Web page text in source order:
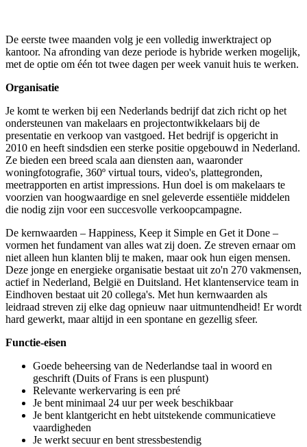
De eerste twee maanden volg je een volledig inwerktraject op
kantoor. Na afronding van deze periode is hybride werken mogelijk,
met de optie om één tot twee dagen per week vanuit huis te werken.
Organisatie
Je komt te werken bij een Nederlands bedrijf dat zich richt op het
ondersteunen van makelaars en projectontwikkelaars bij de
presentatie en verkoop van vastgoed. Het bedrijf is opgericht in
2010 en heeft sindsdien een sterke positie opgebouwd in Nederland.
Ze bieden een breed scala aan diensten aan, waaronder
woningfotografie, 360º virtual tours, video's, plattegronden,
meetrapporten en artist impressions. Hun doel is om makelaars te
voorzien van hoogwaardige en snel geleverde essentiële middelen
die nodig zijn voor een succesvolle verkoopcampagne.
De kernwaarden – Happiness, Keep it Simple en Get it Done –
vormen het fundament van alles wat zij doen. Ze streven ernaar om
niet alleen hun klanten blij te maken, maar ook hun eigen mensen.
Deze jonge en energieke organisatie bestaat uit zo'n 270 vakmensen,
actief in Nederland, België en Duitsland. Het klantenservice team in
Eindhoven bestaat uit 20 collega's. Met hun kernwaarden als
leidraad streven zij elke dag opnieuw naar uitmuntendheid! Er wordt
hard gewerkt, maar altijd in een spontane en gezellig sfeer.
Functie-eisen
Goede beheersing van de Nederlandse taal in woord en
geschrift (Duits of Frans is een pluspunt)
Relevante werkervaring is een pré
Je bent minimaal 24 uur per week beschikbaar
Je bent klantgericht en hebt uitstekende communicatieve
vaardigheden
Je werkt secuur en bent stressbestendig